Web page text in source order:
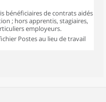
bénéficiaires de contrats aidés
; hors apprentis, stagiaires,
employeurs.
Postes au lieu de travail